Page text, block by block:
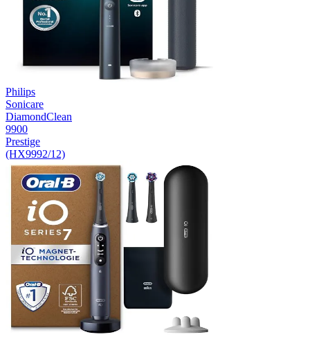
Philips
Sonicare
DiamondClean
9900
Prestige
(HX9992/12)